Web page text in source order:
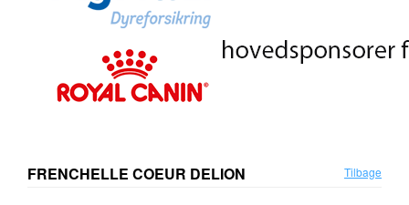
FRENCHELLE COEUR DELION Tilbage